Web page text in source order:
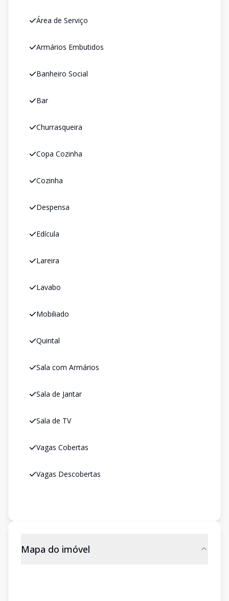
Área de Serviço
Armários Embutidos
Banheiro Social
Bar
Churrasqueira
Copa Cozinha
Cozinha
Despensa
Edícula
Lareira
Lavabo
Mobiliado
Quintal
Sala com Armários
Sala de Jantar
Sala de TV
Vagas Cobertas
Vagas Descobertas
Mapa do imóvel